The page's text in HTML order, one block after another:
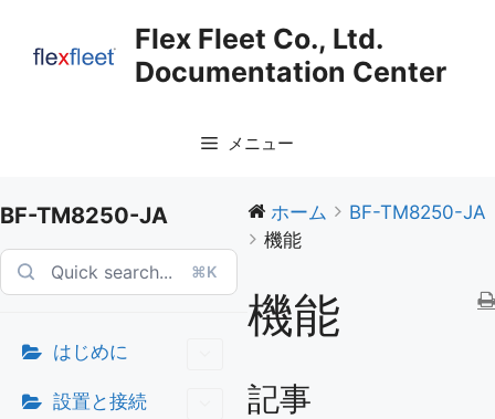
キ
プ
Flex Fleet Co., Ltd.
Documentation Center
メニュー
BF-TM8250-JA
⌘K
はじめに
設置と接続
ホーム
BF-TM8250-JA
機能
機能
記事